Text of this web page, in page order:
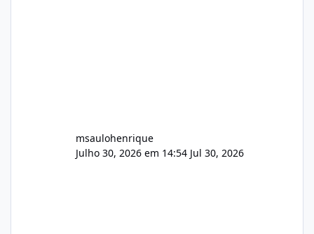
msaulohenrique
Julho 30, 2026 em 14:54 Jul 30, 2026